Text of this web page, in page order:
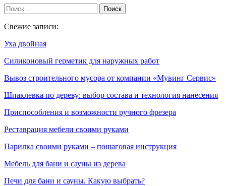
Свежие записи:
Уха двойная
Силиконовый герметик для наружных работ
Вывоз строительного мусора от компании «Мувинг Сервис»
Шпаклевка по дереву: выбор состава и технология нанесения
Приспособления и возможности ручного фрезера
Реставрация мебели своими руками
Парилка своими руками – пошаговая инструкция
Мебель для бани и сауны из дерева
Печи для бани и сауны. Какую выбрать?